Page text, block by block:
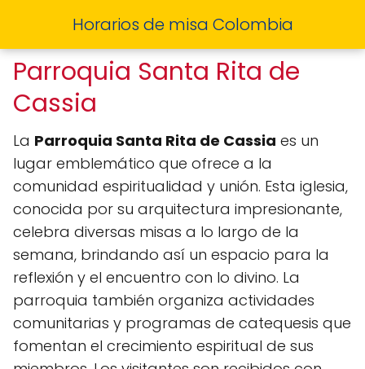
Horarios de misa Colombia
Parroquia Santa Rita de
Cassia
La Parroquia Santa Rita de Cassia es un
lugar emblemático que ofrece a la
comunidad espiritualidad y unión. Esta iglesia,
conocida por su arquitectura impresionante,
celebra diversas misas a lo largo de la
semana, brindando así un espacio para la
reflexión y el encuentro con lo divino. La
parroquia también organiza actividades
comunitarias y programas de catequesis que
fomentan el crecimiento espiritual de sus